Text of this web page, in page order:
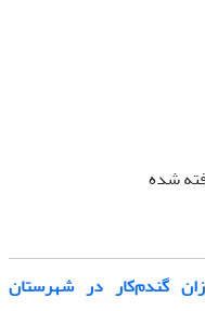
شده
گندم‌کار در شهرستان